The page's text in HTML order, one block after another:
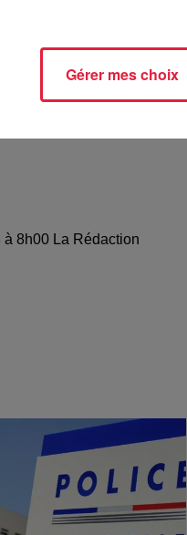
dernières semaines.
Elles décrivent cet
dans les
à 8h00 La Rédaction
Gérer mes choix